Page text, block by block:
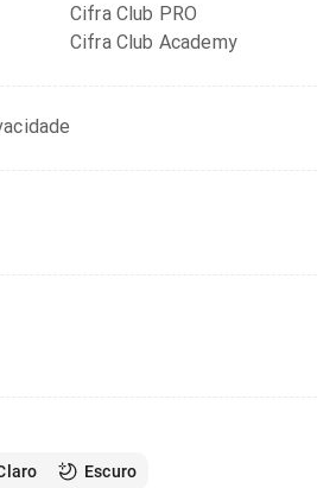
Cifra Club PRO
Cifra Club Academy
Escuro